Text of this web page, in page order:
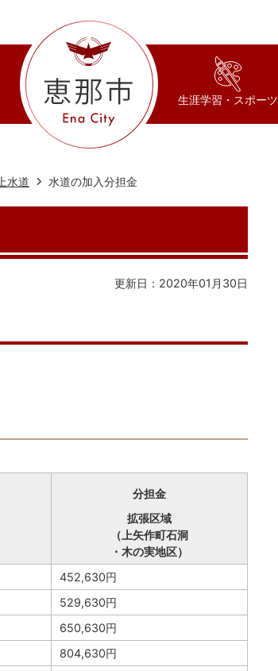
生涯学習・スポーツ
上水道 水道の加入分担金
更新日：2020年01月30日
分担金
拡張区域
（上矢作町石洞
・木の実地区）
452,630円
529,630円
650,630円
804,630円